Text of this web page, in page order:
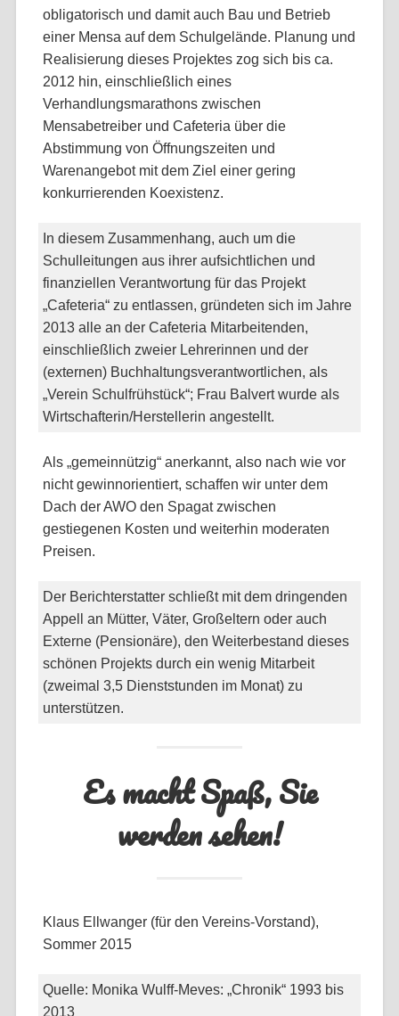
obligatorisch und damit auch Bau und Betrieb
einer Mensa auf dem Schulgelände. Planung und
Realisierung dieses Projektes zog sich bis ca.
2012 hin, einschließlich eines
Verhandlungsmarathons zwischen
Mensabetreiber und Cafeteria über die
Abstimmung von Öffnungszeiten und
Warenangebot mit dem Ziel einer gering
konkurrierenden Koexistenz.
In diesem Zusammenhang, auch um die
Schulleitungen aus ihrer aufsichtlichen und
finanziellen Verantwortung für das Projekt
„Cafeteria“ zu entlassen, gründeten sich im Jahre
2013 alle an der Cafeteria Mitarbeitenden,
einschließlich zweier Lehrerinnen und der
(externen) Buchhaltungsverantwortlichen, als
„Verein Schulfrühstück“; Frau Balvert wurde als
Wirtschafterin/Herstellerin angestellt.
Als „gemeinnützig“ anerkannt, also nach wie vor
nicht gewinnorientiert, schaffen wir unter dem
Dach der AWO den Spagat zwischen
gestiegenen Kosten und weiterhin moderaten
Preisen.
Der Berichterstatter schließt mit dem dringenden
Appell an Mütter, Väter, Großeltern oder auch
Externe (Pensionäre), den Weiterbestand dieses
schönen Projekts durch ein wenig Mitarbeit
(zweimal 3,5 Dienststunden im Monat) zu
unterstützen.
Es macht Spaß, Sie
werden sehen!
Klaus Ellwanger (für den Vereins-Vorstand),
Sommer 2015
Quelle: Monika Wulff-Meves: „Chronik“ 1993 bis
2013